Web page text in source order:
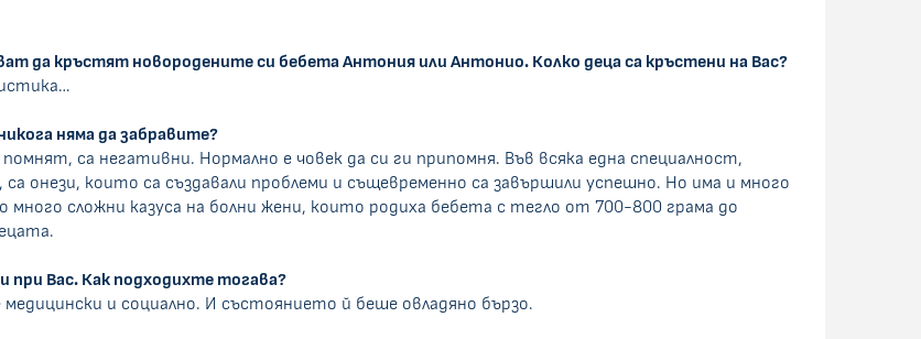
да кръстят новородените си бебета Антония или Антонио. Колко деца са кръстени на Вас?
няма да забравите?
са негативни. Нормално е човек да си ги припомня. Във всяка една специалност,
онези, които са създавали проблеми и същевременно са завършили успешно. Но има и много
много сложни казуса на болни жени, които родиха бебета с тегло от 700-800 грама до
при Вас. Как подходихте тогава?
и социално. И състоянието й беше овладяно бързо.